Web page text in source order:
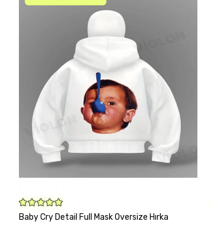
SEPETE EKLE
Baby Cry Detail Full Mask Oversize Hırka